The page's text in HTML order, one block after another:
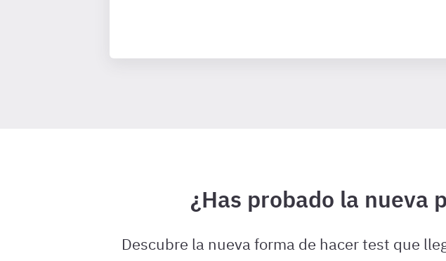
¿Has probado la nueva
Descubre la nueva forma de hacer test que